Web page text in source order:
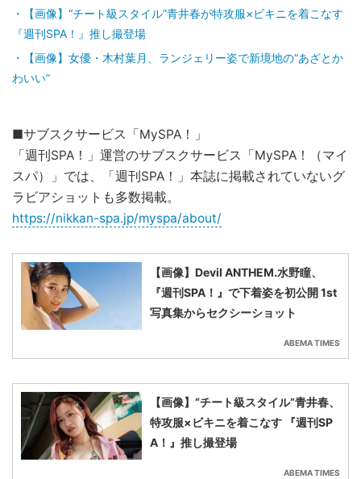
【画像】“チート級スタイル”青井春が特攻服×ビキニを着こなす
『週刊SPA！』推し撮登場
【画像】女優・木村葉月、ランジェリー姿で新境地の“あざとか
わいい”
■サブスクサービス「MySPA！」
「週刊SPA！」運営のサブスクサービス「MySPA！（マイ
スパ）」では、「週刊SPA！」本誌に掲載されていないグ
ラビアショットも多数掲載。
https://nikkan-spa.jp/myspa/about/
【画像】Devil ANTHEM.水野瞳、
『週刊SPA！』で下着姿を初公開 1st
写真集からセクシーショット
ABEMA TIMES
【画像】“チート級スタイル”青井春、
特攻服×ビキニを着こなす 『週刊SP
A！』推し撮登場
ABEMA TIMES